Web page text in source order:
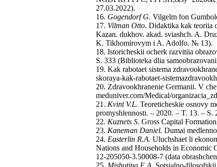
27.03.2022).
16. Gogendorf G. Vilgelm fon
17. Vilman Otto. Didaktika kak teoriia
Kazan. dukhov. akad. sviashch. A.
K. Tikhomirovym i A. Adolfo. № 13).
18. Istoricheskii ocherk razvitiia
S. 333 (Biblioteka dlia
19. Kak rabotaet sistema
skoraya-kak-rabotaet-
20. Zdravookhranenie Germanii. V
meduniver.com/Medical/
21. Kvint V.L. Teoreticheskie osnovy
promyshlennosti. – 2020. – T. 13. – S.
22. Kuznets S. Gross Capital
23. Kaneman Daniel. Dumai
24. Easterlin R.A. Uluchshaet li
Nations and Households in
12-205050-3.50008-7 (data